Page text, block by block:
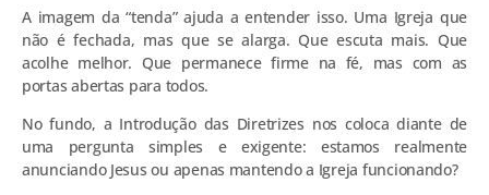
A imagem da “tenda” ajuda a entender isso. Uma Igreja que
não é fechada, mas que se alarga. Que escuta mais. Que
acolhe melhor. Que permanece firme na fé, mas com as
portas abertas para todos.
No fundo, a Introdução das Diretrizes nos coloca diante de
uma pergunta simples e exigente: estamos realmente
anunciando Jesus ou apenas mantendo a Igreja funcionando?